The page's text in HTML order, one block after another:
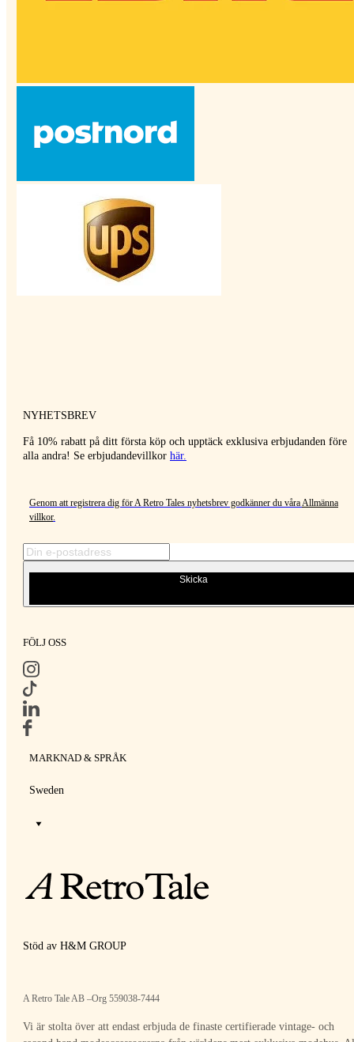
NYHETSBREV
Få 10% rabatt på ditt första köp och upptäck exklusiva erbjudanden före
alla andra! Se erbjudandevillkor här.
Genom att registrera dig för A Retro Tales nyhetsbrev godkänner du våraAllmänna
villkor.
Skicka
FÖLJ OSS
MARKNAD & SPRÅK
Sweden
Stöd av H&M GROUP
A Retro Tale AB –Org 559038-7444
Vi är stolta över att endast erbjuda de finaste certifierade vintage- och